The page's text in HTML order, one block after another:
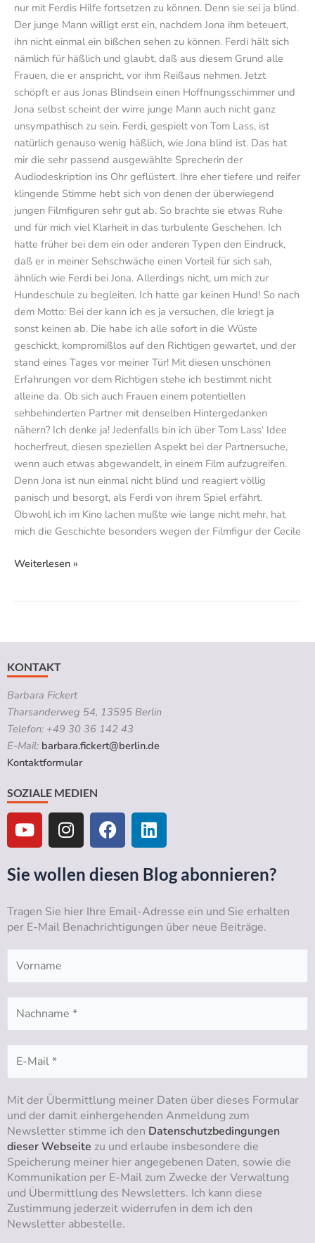
nur mit Ferdis Hilfe fortsetzen zu können. Denn sie sei ja blind.
Der junge Mann willigt erst ein, nachdem Jona ihm beteuert,
ihn nicht einmal ein bißchen sehen zu können. Ferdi hält sich
nämlich für häßlich und glaubt, daß aus diesem Grund alle
Frauen, die er anspricht, vor ihm Reißaus nehmen. Jetzt
schöpft er aus Jonas Blindsein einen Hoffnungsschimmer und
Jona selbst scheint der wirre junge Mann auch nicht ganz
unsympathisch zu sein. Ferdi, gespielt von Tom Lass, ist
natürlich genauso wenig häßlich, wie Jona blind ist. Das hat
mir die sehr passend ausgewählte Sprecherin der
Audiodeskription ins Ohr geflüstert. Ihre eher tiefere und reifer
klingende Stimme hebt sich von denen der überwiegend
jungen Filmfiguren sehr gut ab. So brachte sie etwas Ruhe
und für mich viel Klarheit in das turbulente Geschehen. Ich
hatte früher bei dem ein oder anderen Typen den Eindruck,
daß er in meiner Sehschwäche einen Vorteil für sich sah,
ähnlich wie Ferdi bei Jona. Allerdings nicht, um mich zur
Hundeschule zu begleiten. Ich hatte gar keinen Hund! So nach
dem Motto: Bei der kann ich es ja versuchen, die kriegt ja
sonst keinen ab. Die habe ich alle sofort in die Wüste
geschickt, kompromißlos auf den Richtigen gewartet, und der
stand eines Tages vor meiner Tür! Mit diesen unschönen
Erfahrungen vor dem Richtigen stehe ich bestimmt nicht
alleine da. Ob sich auch Frauen einem potentiellen
sehbehinderten Partner mit denselben Hintergedanken
nähern? Ich denke ja! Jedenfalls bin ich über Tom Lass‘ Idee
hocherfreut, diesen speziellen Aspekt bei der Partnersuche,
wenn auch etwas abgewandelt, in einem Film aufzugreifen.
Denn Jona ist nun einmal nicht blind und reagiert völlig
panisch und besorgt, als Ferdi von ihrem Spiel erfährt.
Obwohl ich im Kino lachen mußte wie lange nicht mehr, hat
mich die Geschichte besonders wegen der Filmfigur der Cecile
Weiterlesen »
KONTAKT
Barbara Fickert
Tharsanderweg 54, 13595 Berlin
Telefon: +49 30 36 142 43
E-Mail: barbara.fickert@berlin.de
Kontaktformular
SOZIALE MEDIEN
Y
o
u
t
u
e
I
n
s
t
a
r
a
m
F
a
c
e
b
o
o
k
L
i
n
k
e
d
i
n
Sie wollen diesen Blog abonnieren?
Tragen Sie hier Ihre Email-Adresse ein und Sie erhalten
per E-Mail Benachrichtigungen über neue Beiträge.
Mit der Übermittlung meiner Daten über dieses Formular
und der damit einhergehenden Anmeldung zum
Newsletter stimme ich den Datenschutzbedingungen
dieser Webseite zu und erlaube insbesondere die
Speicherung meiner hier angegebenen Daten, sowie die
Kommunikation per E-Mail zum Zwecke der Verwaltung
und Übermittlung des Newsletters. Ich kann diese
Zustimmung jederzeit widerrufen in dem ich den
Newsletter abbestelle.